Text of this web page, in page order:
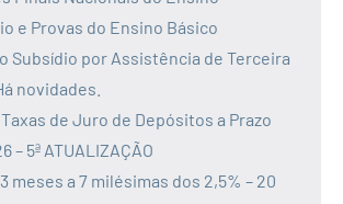
e Provas do Ensino Básico
Subsídio por Assistência de Terceira
novidades.
de Juro de Depósitos a Prazo
– 5ª ATUALIZAÇÃO
meses a 7 milésimas dos 2,5% – 20